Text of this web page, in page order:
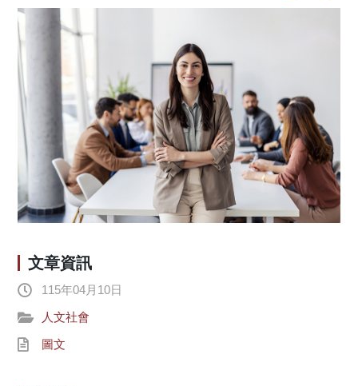
文章資訊
115年04月10日
人文社會
圖文